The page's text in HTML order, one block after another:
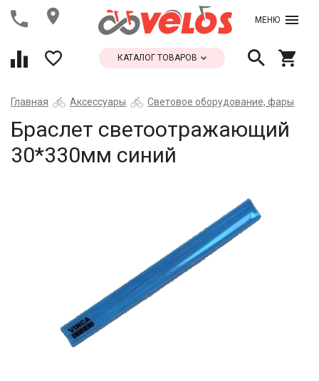
МЕНЮ
КАТАЛОГ ТОВАРОВ
Главная Аксессуары Световое оборудование, фары
Браслет светоотражающий
30*330мм синий